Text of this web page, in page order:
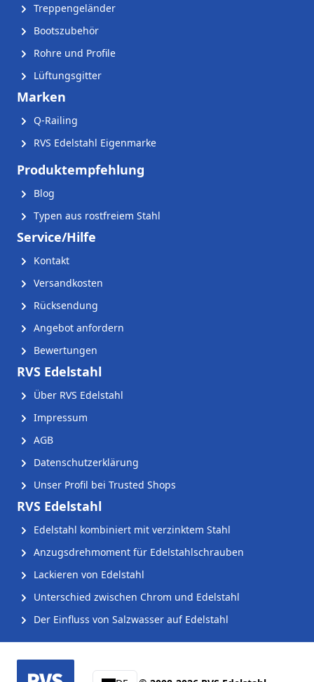
Treppengeländer
Bootszubehör
Rohre und Profile
Lüftungsgitter
Marken
Q-Railing
RVS Edelstahl Eigenmarke
Produktempfehlung
Blog
Typen aus rostfreiem Stahl
Service/Hilfe
Kontakt
Versandkosten
Rücksendung
Angebot anfordern
Bewertungen
RVS Edelstahl
Über RVS Edelstahl
Impressum
AGB
Datenschutzerklärung
Unser Profil bei Trusted Shops
RVS Edelstahl
Edelstahl kombiniert mit verzinktem Stahl
Anzugsdrehmoment für Edelstahlschrauben
Lackieren von Edelstahl
Unterschied zwischen Chrom und Edelstahl
Der Einfluss von Salzwasser auf Edelstahl